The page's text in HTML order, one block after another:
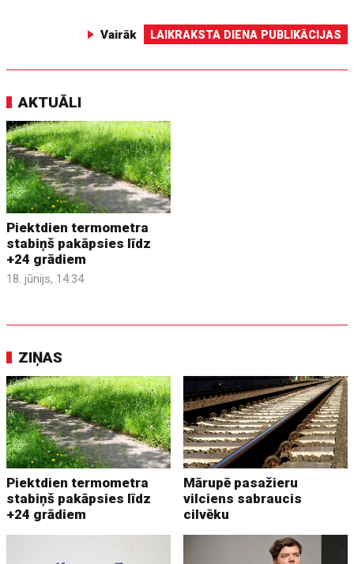
Vairāk LAIKRAKSTA DIENA PUBLIKĀCIJAS
AKTUĀLI
Piektdien termometra
stabiņš pakāpsies līdz
+24 grādiem
18. jūnijs, 14:34
ZIŅAS
Piektdien termometra
stabiņš pakāpsies līdz
+24 grādiem
Mārupē pasažieru
vilciens sabraucis
cilvēku